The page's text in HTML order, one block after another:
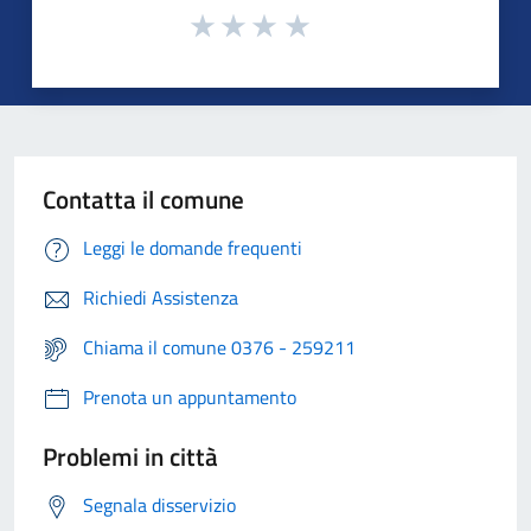
Contatta il comune
Leggi le domande frequenti
Richiedi Assistenza
Chiama il comune 0376 - 259211
Prenota un appuntamento
Problemi in città
Segnala disservizio